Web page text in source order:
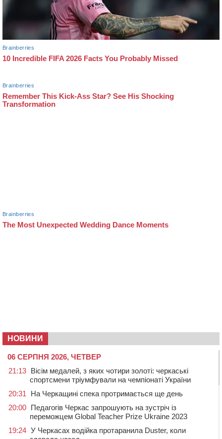
НОВИНИ
06 СЕРПНЯ 2026, ЧЕТВЕР
21:13
Вісім медалей, з яких чотири золоті: черкаські
спортсмени тріумфували на чемпіонаті України
20:31
На Черкащині спека протримається ще день
20:00
Педагогів Черкас запрошують на зустріч із
переможцем Global Teacher Prize Ukraine 2023
19:24 У Черкасах водійка протаранила Duster, коли